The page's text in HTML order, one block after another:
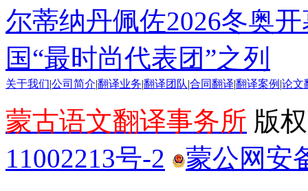
尔蒂纳丹佩佐2026冬奥
国“最时尚代表团”之列
关于我们 公司简介 翻译业务 翻译团队 合同翻译 翻译案例 论文
蒙古语文翻译事务所 版
11002213号-2
蒙公网安